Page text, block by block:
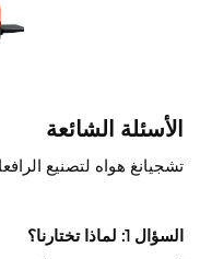
الأسئلة الشائعة
تشجيانغ هواه لتصنيع
السؤال 1: لماذا تختارنا؟